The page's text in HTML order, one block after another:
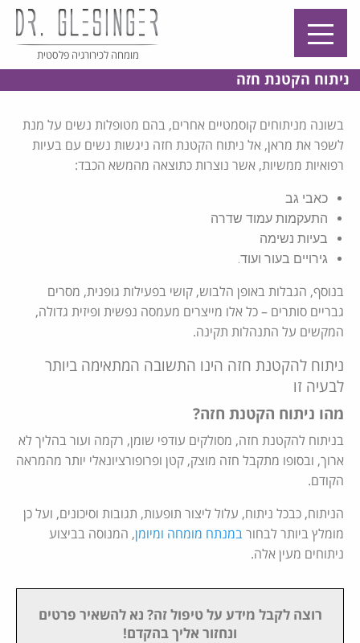
מומחה לכירורגיה פלסטית
ניתוח הקטנת חזה
בשונה מניתוחים קוסמטיים אחרים, בהם מטופלות נשים על מנת
לשפר את מראן, אל ניתוח הקטנת חזה ניגשות נשים עם בעיות
רפואיות ממשיות, אשר נוצרות כתוצאה מהמשא הכבד:
כאבי גב
התעקמות עמוד שדרה
בעיות נשימה
גירויים בעור ועוד.
בנוסף, הגבלות באופן הלבוש, קושי בפעילות גופנית, מסרים
גבריים סותרים – כל אלו מייצרים מעמסה נפשית ופיזית גדולה,
המקשים על התנהלות תקינה.
ניתוח להקטנת חזה הינו התשובה המתאימה ביותר
לבעיה זו
מהו ניתוח הקטנת חזה?
בניתוח להקטנת חזה, מסולקים עודפי שומן, רקמה ועור בהליך לא
ארוך, ובסופו מתקבל חזה מוצק, קטן ופרופורציונאלי יותר מהמראה
הקודם.
הניתוח, כבכל ניתוח, עלול ליצור תופעות, תגובות וסיכונים, ועל כן
מומלץ ביותר לבחורבמנתח מומחה ומיומן, המנוסה בביצוע
ניתוחים מעין אלה.
רוצה לקבל מידע על טיפול זה? נא להשאיר פרטים
ונחזור אליך בהקדם!